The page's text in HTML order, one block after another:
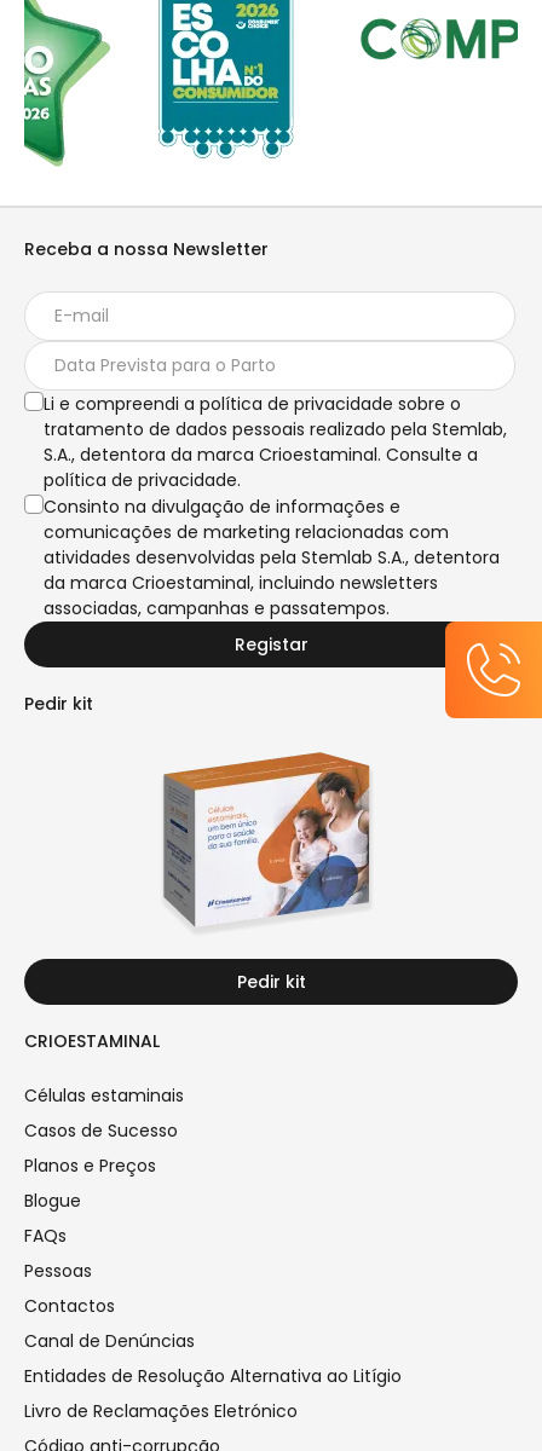
CRIOESTAMINAL
Células estaminais
Casos de Sucesso
Planos e Preços
Blogue
FAQs
Pessoas
Contactos
Canal de Denúncias
Entidades de Resolução Alternativa ao Litígio
Livro de Reclamações Eletrónico
Código anti-corrupção
Pedir kit
Pedir kit
Receba a nossa Newsletter
Li e compreendi a política de privacidade sobre o
tratamento de dados pessoais realizado pela Stemlab,
S.A., detentora da marca Crioestaminal. Consulte a
política de privacidade.
Consinto na divulgação de informações e
comunicações de marketing relacionadas com
atividades desenvolvidas pela Stemlab S.A., detentora
da marca Crioestaminal, incluindo newsletters
associadas, campanhas e passatempos.
Registar